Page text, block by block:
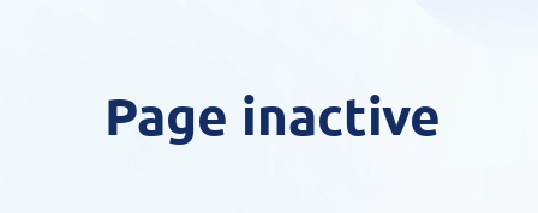
Page inactive